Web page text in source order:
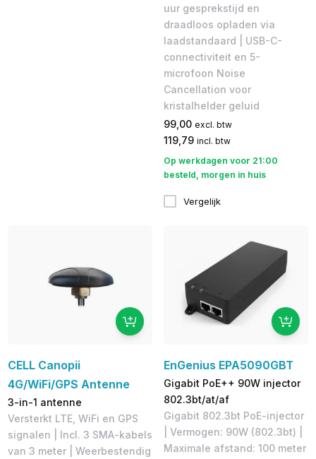
uur gesprekstijd en
draadloos opladen via
laadstandaard | USB-C-
connectiviteit en 5-
microfoon Noise
Cancellation voor
kristalhelder geluid
99,00 excl. btw
119,79 incl. btw
Op werkdagen voor 21:00
besteld, morgen in huis
Vergelijk
CELL Canopii
4G/WiFi/GPS Antenne
3-in-1 antenne
Versterkt LTE, WiFi en GPS
signalen | Incl. 3 SMA-kabels
van 3 meter | Weerbestendig
EnGenius EPA5090GBT
Gigabit PoE++ 90W injector
802.3bt/at/af
Gigabit 802.3bt PoE-injector
| Vermogen: 90W (802.3bt) |
Maximale afstand: 100 meter